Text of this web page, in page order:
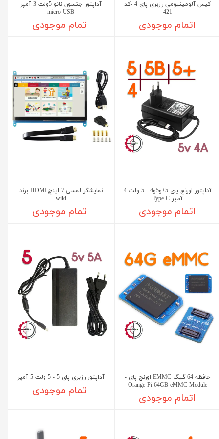
کیس آلومینیومی رزبری پای 4 -کد
421
اتمام موجودی
آداپتور جتسون نانو 5ولت 3 آمپر
micro USB
اتمام موجودی
آداپتور اورنج پای 5+و5و4 - 5 ولت 4
آمپر Type C
اتمام موجودی
نمایشگر لمسی 7 اینچ HDMI برند
wiki
اتمام موجودی
حافظه 64 گیگ EMMC اورنج پای -
Orange Pi 64GB eMMC Module
اتمام موجودی
آداپتور رزبری پای 5 - 5 ولت 5 آمپر
اتمام موجودی